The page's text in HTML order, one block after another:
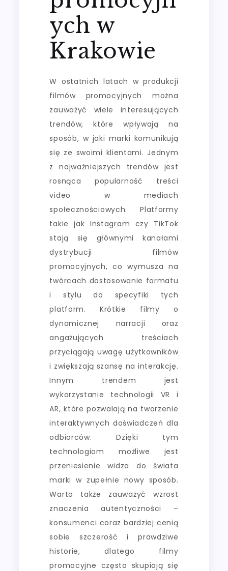
ych w
Krakowie
W ostatnich latach w produkcji
filmów promocyjnych można
zauważyć wiele interesujących
trendów, które wpływają na
sposób, w jaki marki komunikują
się ze swoimi klientami. Jednym
z najważniejszych trendów jest
rosnąca popularność treści
video w mediach
społecznościowych. Platformy
takie jak Instagram czy TikTok
stają się głównymi kanałami
dystrybucji filmów
promocyjnych, co wymusza na
twórcach dostosowanie formatu
i stylu do specyfiki tych
platform. Krótkie filmy o
dynamicznej narracji oraz
angażujących treściach
przyciągają uwagę użytkowników
i zwiększają szansę na interakcję.
Innym trendem jest
wykorzystanie technologii VR i
AR, które pozwalają na tworzenie
interaktywnych doświadczeń dla
odbiorców. Dzięki tym
technologiom możliwe jest
przeniesienie widza do świata
marki w zupełnie nowy sposób.
Warto także zauważyć wzrost
znaczenia autentyczności –
konsumenci coraz bardziej cenią
sobie szczerość i prawdziwe
historie, dlatego filmy
promocyjne często skupiają się